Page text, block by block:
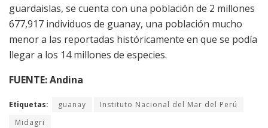
guardaislas, se cuenta con una población de 2 millones
677,917 individuos de guanay, una población mucho
menor a las reportadas históricamente en que se podía
llegar a los 14 millones de especies.
FUENTE: Andina
Etiquetas: guanay
Instituto Nacional del Mar del Perú
Midagri